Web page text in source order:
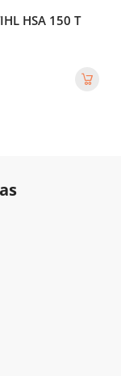
HSA 150 T